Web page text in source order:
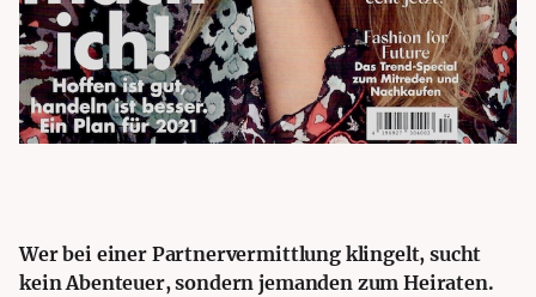
Wer bei einer Partnervermittlung klingelt, sucht
kein Abenteuer, sondern jemanden zum Heiraten.